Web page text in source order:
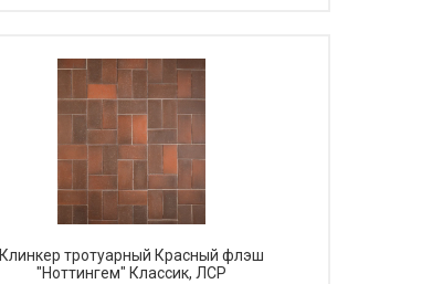
Клинкер тротуарный Красный флэш
"Ноттингем" Классик, ЛСР